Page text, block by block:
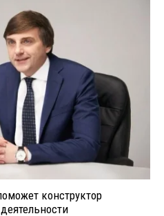
конструктор